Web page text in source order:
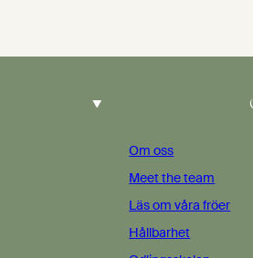
Om oss
Meet the team
Läs om våra fröer
Hållbarhet